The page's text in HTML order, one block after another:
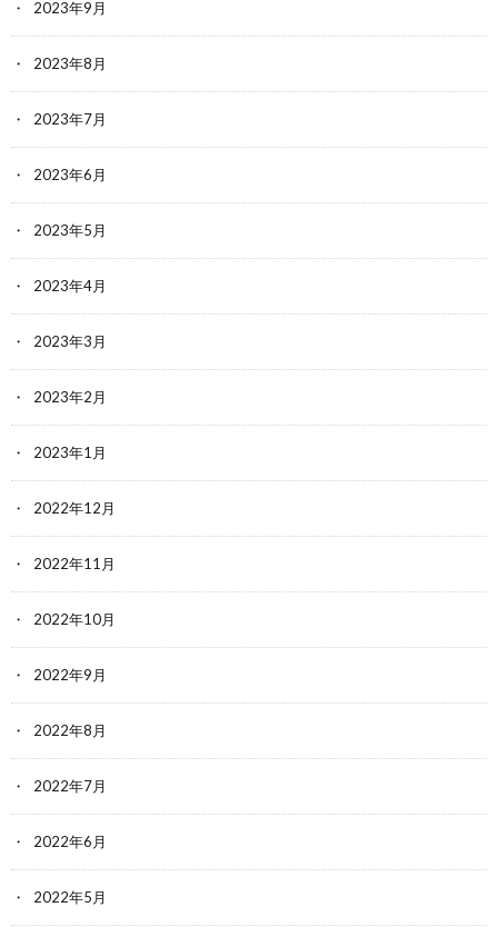
2023年9月
2023年8月
2023年7月
2023年6月
2023年5月
2023年4月
2023年3月
2023年2月
2023年1月
2022年12月
2022年11月
2022年10月
2022年9月
2022年8月
2022年7月
2022年6月
2022年5月